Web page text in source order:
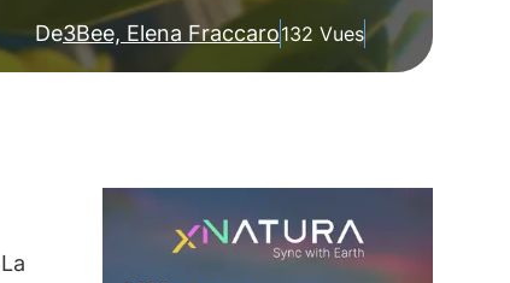
De3Bee, Elena Fraccaro132 Vues